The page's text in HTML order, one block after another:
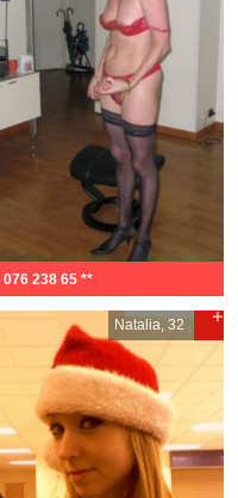
076 238 65 **
Natalia, 32